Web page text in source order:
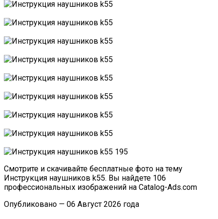
Смотрите и скачивайте бесплатные фото на тему
Инструкция наушников k55. Вы найдете 106
профессиональных изображений на Catalog-Ads.com
Опубликовано — 06 Август 2026 года